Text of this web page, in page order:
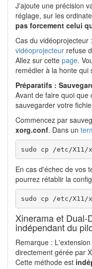
J'ajoute une précision
réglage, sur les
pas forcement celui
Cas du vidéoprojecteur
vidéoprojecteur refuse
Allez sur cette page.
remédier à la honte
Préparatifs :
Avant de faire quoi que
sauvegarder votre
Commencez par
xorg.conf. Dans un
sudo cp /etc/X11/
En cas d'échec de vos
pourrez rétablir la
sudo cp /etc/X11/
Xinerama et Dual-
indépendant du
Remarque :
directement gérée par
Cette méthode est